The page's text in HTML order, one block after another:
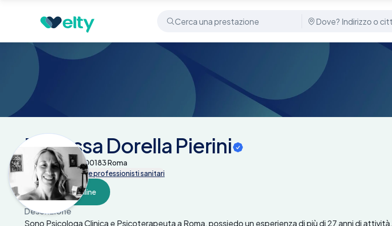
Centri medici
Dott.ssa Dorella Pierini
Via Mauritania 10 - 00183 Roma
Tutte le prestazioni e professionisti sanitari
Prenota online
Descrizione
Sono Psicologa Clinica e Psicoterapeuta a Roma, possiedo un esperienza di più di 27 anni di attività.